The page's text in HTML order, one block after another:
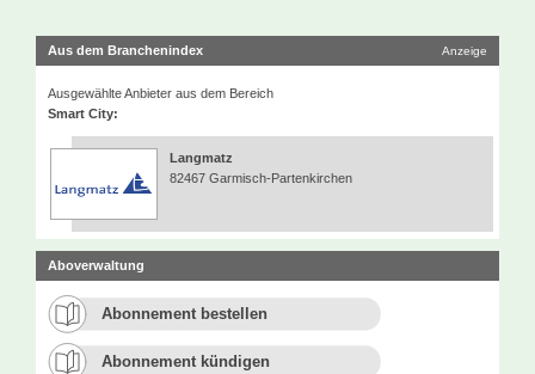
Aus dem Branchenindex Anzeige
Ausgewählte Anbieter aus dem Bereich
Smart City:
Langmatz
82467 Garmisch-Partenkirchen
Aboverwaltung
Abonnement bestellen
Abonnement kündigen